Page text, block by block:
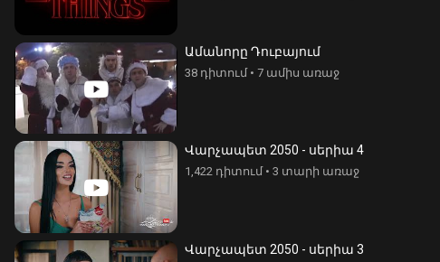
Ախթամար - սերիա 122
65 դիտում•5 տարի առաջ
Ախթամար - սերիա 133
132 դիտում•5 տարի առաջ
Ամանորը Դուբայում
38 դիտում• 7 ամիս առաջ
Վարչապետ 2050 - սերիա 4
1,422 դիտում• 3 տարի առաջ
Վարչապետ 2050 - սերիա 3